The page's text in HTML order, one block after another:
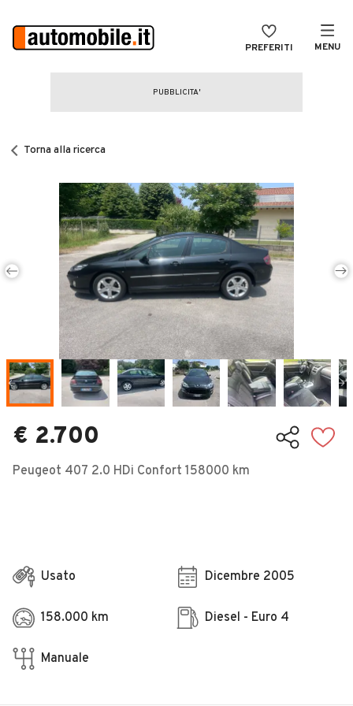
PREFERITI MENU
CERCA
Auto Nuove
Noleggio a lungo termine
Auto d'epoca
Camper
Veicoli Commerciali
Concessionari
Torna alla ricerca
€ 2.700
Peugeot 407 2.0 HDi Confort 158000 km
Usato Dicembre 2005
158.000 km Diesel - Euro 4
Manuale